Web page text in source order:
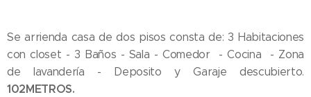
Se arrienda casa de dos pisos consta de: 3 Habitaciones
con closet - 3 Baños - Sala - Comedor - Cocina - Zona
de lavandería - Deposito y Garaje descubierto.
102METROS.